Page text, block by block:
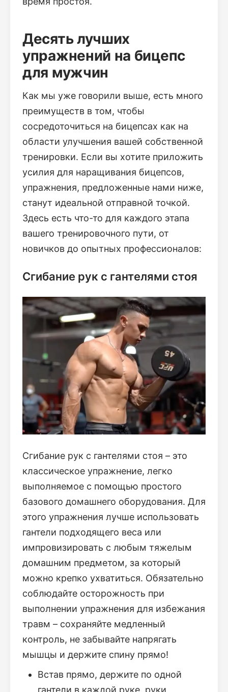
Десять лучших
упражнений на бицепс
для мужчин
Как мы уже говорили выше, есть много
преимуществ в том, чтобы
сосредоточиться на бицепсах как на
области улучшения вашей собственной
тренировки. Если вы хотите приложить
усилия для наращивания бицепсов,
упражнения, предложенные нами ниже,
станут идеальной отправной точкой.
Здесь есть что-то для каждого этапа
вашего тренировочного пути, от
новичков до опытных профессионалов:
Сгибание рук с гантелями стоя
Сгибание рук с гантелями стоя – это
классическое упражнение, легко
выполняемое с помощью простого
базового домашнего оборудования. Для
этого упражнения лучше использовать
гантели подходящего веса или
импровизировать с любым тяжелым
домашним предметом, за который
можно крепко ухватиться. Обязательно
соблюдайте осторожность при
выполнении упражнения для избежания
травм – сохраняйте медленный
контроль, не забывайте напрягать
мышцы и держите спину прямо!
Встав прямо, держите по одной
гантели в каждой руке, руки